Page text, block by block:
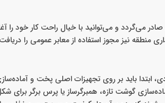
صادر می‌گردد و می‌توانید با خیال راحت کار خود
منطقه نیز مجوز استفاده از معابر عمومی را
ابتدا باید بر روی تجهیزات اصلی پخت و
گوشت تازه، همبرگرساز یا پرس برگر برای